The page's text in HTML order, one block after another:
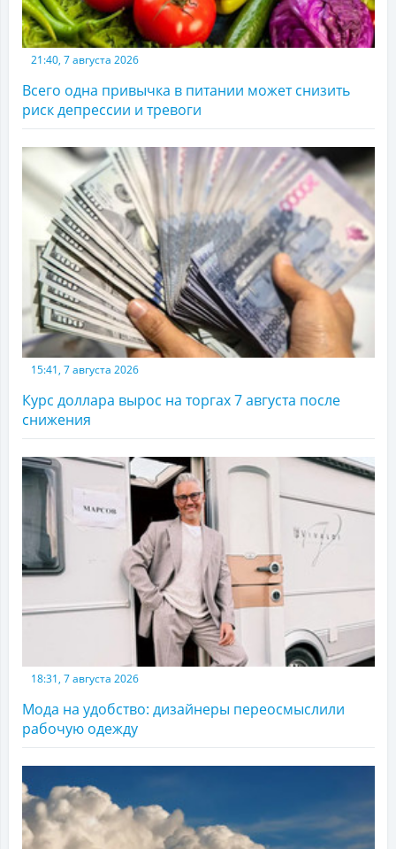
21:40, 7 августа 2026
Всего одна привычка в питании может снизить
риск депрессии и тревоги
15:41, 7 августа 2026
Курс доллара вырос на торгах 7 августа после
снижения
18:31, 7 августа 2026
Мода на удобство: дизайнеры переосмыслили
рабочую одежду